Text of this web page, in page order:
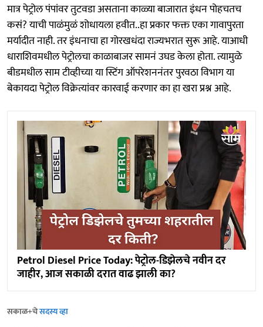
मात्र पेट्रोल पंपांवर तुटवडा असताना काळ्या बाजारात इंधन पोहचतच
कसं? याची पाळंमुळं शोधायला हवीत..हा प्रकार फक्त एका गावापुरता
मर्यादीत नाही. तर इंधनाचा हा गोरखधंदा राज्यभरात सुरू आहे. याआधी
धाराशिवमधील पेट्रोलचा काळाबाजर सामनं उघड केला होता. त्यामुळे
बीडमधील साम टीव्हीच्या या स्टिंग ऑपरेशननंतर पुरवठा विभाग या
बेकायदा पेट्रोल विक्रेत्यांवर कारवाई करणार का हा खरा प्रश्न आहे.
Petrol Diesel Price Today: पेट्रोल-डिझेलचे नवीन दर
जाहीर, आज सकाळी दरात वाढ झाली का?
सकाळ+चेसदस्य व्हा